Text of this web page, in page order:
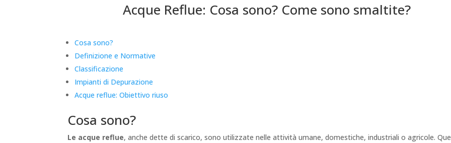
Acque Reflue: Cosa sono? Come sono smaltite?
Cosa sono?
Definizione e Normative
Classificazione
Impianti di Depurazione
Acque reflue: Obiettivo riuso
Cosa sono?
Le acque reflue, anche dette di scarico, sono utilizzate nelle attività umane, domestiche, industriali o agricole.